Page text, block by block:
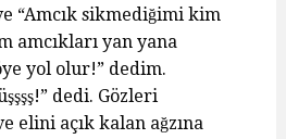
“Amcık sikmediğimi kim
amcıkları yan yana
yol olur!” dedim.
dedi. Gözleri
elini açık kalan ağzına